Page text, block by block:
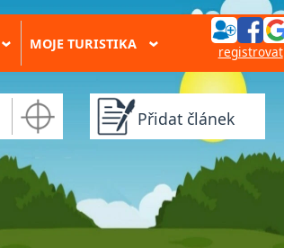
MOJE TURISTIKA › registrovat
Přidat článek